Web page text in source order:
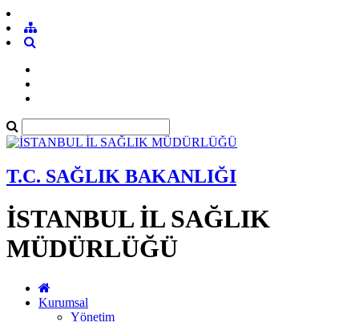
T.C. SAĞLIK BAKANLIĞI
İSTANBUL İL SAĞLIK
MÜDÜRLÜĞÜ
Kurumsal
Yönetim